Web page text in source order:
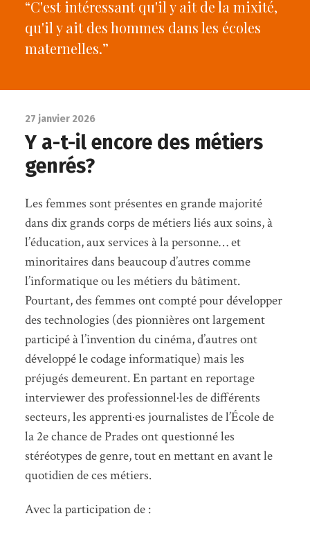
“C'est intéressant qu'il y ait de la mixité,
qu'il y ait des hommes dans les écoles
maternelles.”
27 janvier 2026
Y a-t-il encore des métiers
genrés?
Les femmes sont présentes en grande majorité
dans dix grands corps de métiers liés aux soins, à
l’éducation, aux services à la personne… et
minoritaires dans beaucoup d’autres comme
l’informatique ou les métiers du bâtiment.
Pourtant, des femmes ont compté pour développer
des technologies (des pionnières ont largement
participé à l’invention du cinéma, d’autres ont
développé le codage informatique) mais les
préjugés demeurent. En partant en reportage
interviewer des professionnel·les de différents
secteurs, les apprenti·es journalistes de l’École de
la 2e chance de Prades ont questionné les
stéréotypes de genre, tout en mettant en avant le
quotidien de ces métiers.
Avec la participation de :